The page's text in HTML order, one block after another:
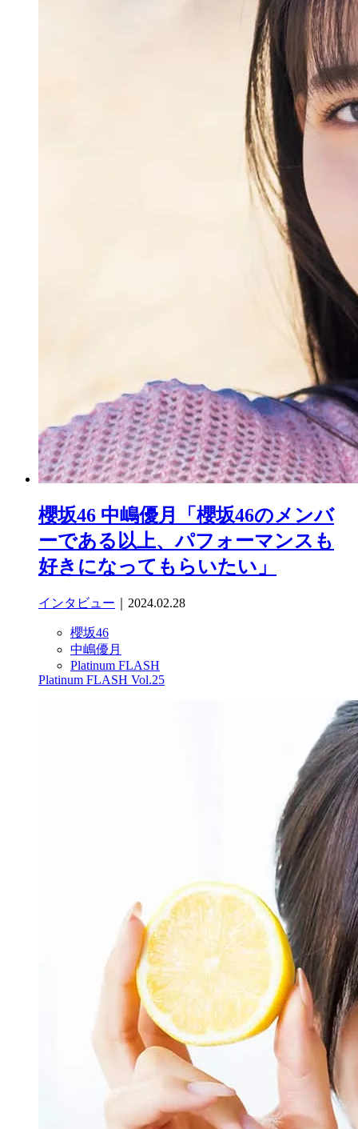
櫻坂46 中嶋優月「櫻坂46のメンバ
ーである以上、パフォーマンスも
好きになってもらいたい」
インタビュー ｜2024.02.28
櫻坂46
中嶋優月
Platinum FLASH
Platinum FLASH Vol.25